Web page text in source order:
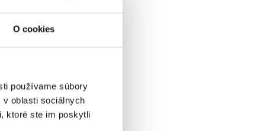
O cookies
používame súbory
v oblasti sociálnych
ktoré ste im poskytli